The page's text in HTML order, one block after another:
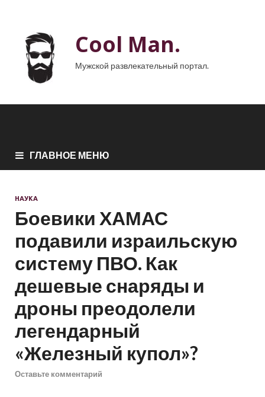
Cool Man.
Мужской развлекательный портал.
ГЛАВНОЕ МЕНЮ
НАУКА
Боевики ХАМАС
подавили израильскую
систему ПВО. Как
дешевые снаряды и
дроны преодолели
легендарный
«Железный купол»?
Оставьте комментарий